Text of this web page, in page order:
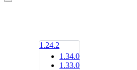
1.24.2
1.34.0
1.33.0